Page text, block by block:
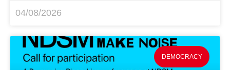
04/08/2026
DEMOCRACY